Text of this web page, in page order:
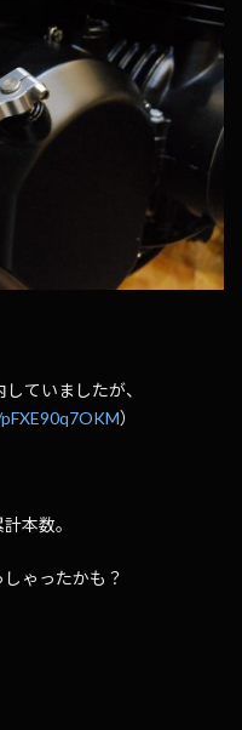
ていましたが、
）
本数。
ゃったかも？